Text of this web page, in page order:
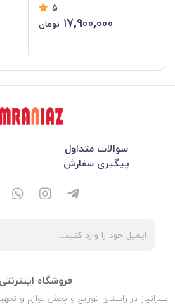
5
17,900,000 تومان
سوالات متداول
پیگیری سفارش
فروشگاه
عمرانیاز در راستای توزیع و پخش لوازم و